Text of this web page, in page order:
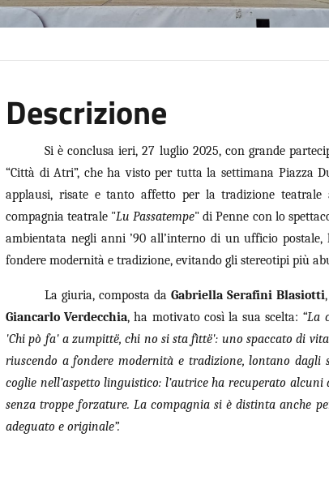
Descrizione
Si è conclusa ieri, 27 luglio 2025, con grande
“Città di Atri”, che ha visto per tutta la settimana Piazza
applausi, risate e tanto affetto per la tradizione
compagnia teatrale "Lu Passatempe" di Penne con lo
ambientata negli anni ’90 all’interno di un ufficio
fondere modernità e tradizione, evitando gli stereotipi più
La giuria, composta daGabriella Serafini Blasiotti,
Giancarlo Verdecchia, ha motivato così la sua scelta: “La
'Chi pò fa' a zumpittë, chi no si sta fìttë': uno spaccato di
riuscendo a fondere modernità e tradizione, lontano
coglie nell’aspetto linguistico: l’autrice ha recuperato
senza troppe forzature. La compagnia si è distinta anche
adeguato e originale”.